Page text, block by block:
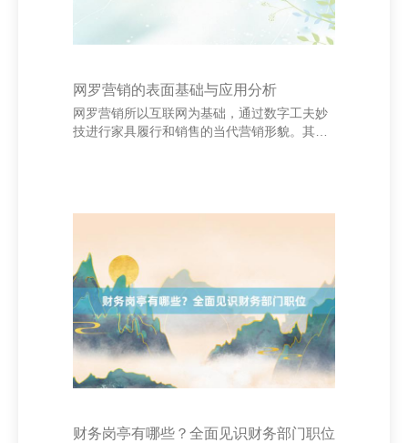
网罗营销的表面基础与应用分析
网罗营销所以互联网为基础，通过数字工夫妙
技进行家具履行和销售的当代营销形貌。其表
次，销耗者行径表面指出，销耗者的购买决议
受到多种身分影响，如个东谈主偏好、社会环
境和信息源头。网罗营销借助酬酢媒体、搜索
引擎优化（SEO）和内容营销等形貌，有用影
响销耗者决议
财务岗亭有哪些？全面见识财务部门职位